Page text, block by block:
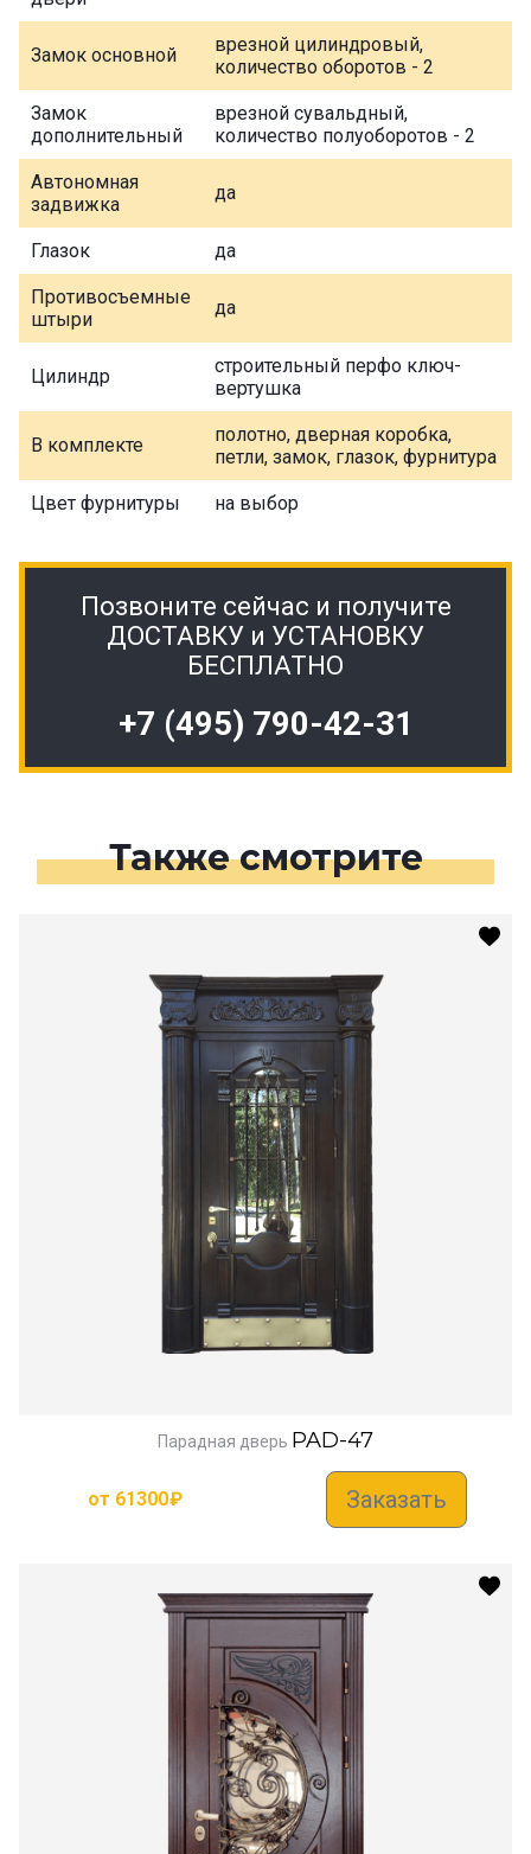
Замок основной
врезной цилиндровый,
количество оборотов - 2
Замок
дополнительный
врезной сувальдный,
количество полуоборотов - 2
Автономная
задвижка
да
Глазок да
Противосъемные
штыри
да
Цилиндр
строительный перфо ключ-
вертушка
В комплекте
полотно, дверная коробка,
петли, замок, глазок, фурнитура
Цвет фурнитуры на выбор
Позвоните сейчас и получите
ДОСТАВКУ и УСТАНОВКУ
БЕСПЛАТНО
+7 (495) 790-42-31
Также смотрите
Парадная дверь PAD-47
от 61300₽ Заказать